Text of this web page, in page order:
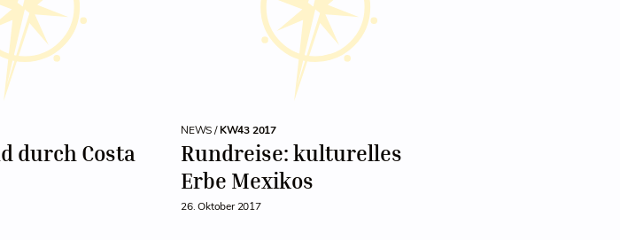
durch Costa
NEWS /KW43 2017
Rundreise: kulturelles
Erbe Mexikos
26. Oktober 2017